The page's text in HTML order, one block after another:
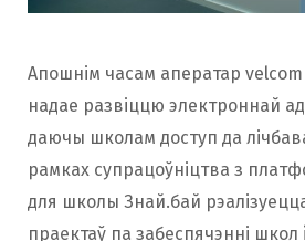
Апошнім часам аператар velcom
надае развіццю электроннай
даючы школам доступ да
рамках супрацоўніцтва з
для школы Знай.бай
праектаў па забеспячэнні